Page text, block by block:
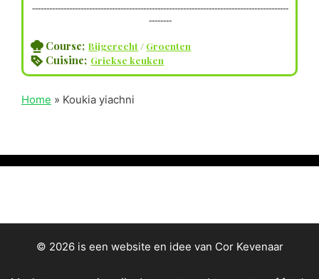
------------------------------------------------------------------------------------------
--------
Course; Bijgerecht / Groenten
Cuisine; Griekse keuken
Home » Koukia yiachni
© 2026 is een website en idee van Cor Kevenaar